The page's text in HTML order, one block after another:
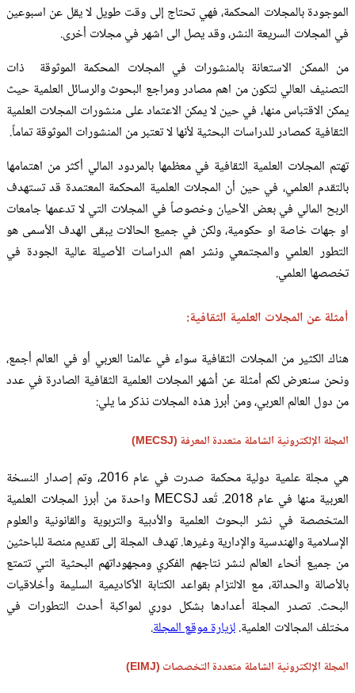
الموجودة بالمجلات المحكمة، فهي تحتاج إلى وقت طويل لا يقل عن اسبوعين
في المجلات السريعة النشر، وقد يصل الى اشهر في مجلات أخرى.
من الممكن الاستعانة بالمنشورات في المجلات المحكمة الموثوقة ذات
التصنيف العالي لتكون من اهم مصادر ومراجع البحوث والرسائل العلمية حيث
يمكن الاقتباس منها، في حين لا يمكن الاعتماد على منشورات المجلات العلمية
الثقافية كمصادر للدراسات البحثية لأنها لا تعتبر من المنشورات الموثوقة تماماً.
تهتم المجلات العلمية الثقافية في معظمها بالمردود المالي أكثر من اهتمامها
بالتقدم العلمي، في حين أن المجلات العلمية المحكمة المعتمدة قد تستهدف
الربح المالي في بعض الأحيان وخصوصاً في المجلات التي لا تدعمها جامعات
او جهات خاصة او حكومية، ولكن في جميع الحالات يبقى الهدف الأسمى هو
التطور العلمي والمجتمعي ونشر اهم الدراسات الأصيلة عالية الجودة في
تخصصها العلمي.
أمثلة عن المجلات العلمية الثقافية:
هناك الكثير من المجلات الثقافية سواء في عالمنا العربي أو في العالم أجمع،
ونحن سنعرض لكم أمثلة عن أشهر المجلات العلمية الثقافية الصادرة في عدد
من دول العالم العربي، ومن أبرز هذه المجلات نذكر ما يلي:
المجلة الإلكترونية الشاملة متعددة المعرفة (MECSJ)
هي مجلة علمية دولية محكمة صدرت في عام 2016، وتم إصدار النسخة
العربية منها في عام 2018. تُعد MECSJ واحدة من أبرز المجلات العلمية
المتخصصة في نشر البحوث العلمية والأدبية والتربوية والقانونية والعلوم
الإسلامية والهندسية والإدارية وغيرها. تهدف المجلة إلى تقديم منصة للباحثين
من جميع أنحاء العالم لنشر نتاجهم الفكري ومجهوداتهم البحثية التي تتمتع
بالأصالة والحداثة، مع الالتزام بقواعد الكتابة الأكاديمية السليمة وأخلاقيات
البحث. تصدر المجلة أعدادها بشكل دوري لمواكبة أحدث التطورات في
مختلف المجالات العلمية.لزيارة موقع المجلة.
المجلة الإلكترونية الشاملة متعددة التخصصات (EIMJ)